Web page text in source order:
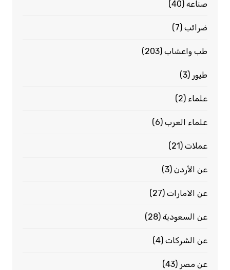
صناعه(40)
ضرائب(7)
طب واعشاب(203)
طيور (3)
علماء (2)
علماء العرب(6)
عملات(21)
عن الأردن(3)
عن الامارات(27)
عن السعودية(28)
عن الشركات(4)
عن مصر (43)